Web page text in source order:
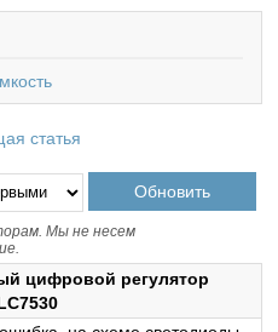
статья
Мы не несем
цифровой регулятор